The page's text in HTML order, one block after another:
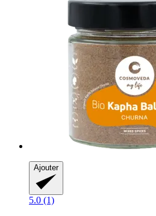
Ajouter
5.0 (1)